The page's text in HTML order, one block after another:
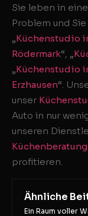
Sie leben in
Problem und
„Küchenstudio
Rödermark“, „
„Küchenstudio
Erzhausen“.
unser
Auto in nur
unseren
Küchenberatung
profitieren.
Ähnliche
Ein Raum voller